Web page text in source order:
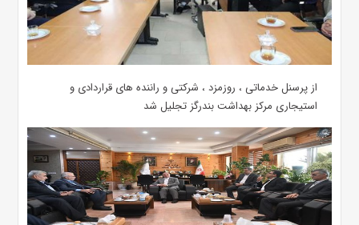
از پرسنل خدماتی ، روزمزد ، شرکتی و راننده های قراردادی و
استیجاری مرکز بهداشت بندرگز تجلیل شد